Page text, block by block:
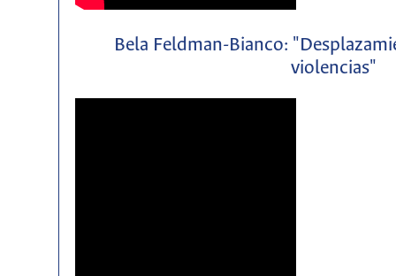
Bela Feldman-Bianco:
violencias"